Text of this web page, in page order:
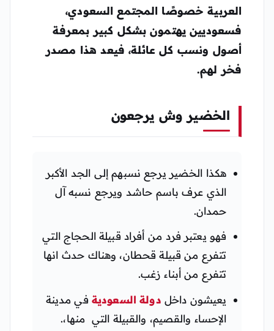
العربية خصوصًا المجتمع السعودي،
فسعوديين يهتمون بشكل كبير بمعرفة
أصول ونسب كل عائلة، فيعد هذا مصدر
فخر لهم.
الخضير وش يرجعون
هكذا الخضير يرجع نسبهم إلى الجد الأكبر
الذي عرف باسم حاشد ويرجع نسبه آل
حمدان.
فهو يعتبر فرد من أفراد قبيلة الحجاج التي
تتفرع من قبيلة قحطان، وهناك حدث انها
تتفرع من أبناء زغب.
يعيشون داخل دولة السعوديةفي مدينة
الإحساء والقصيم، والقبيلة التي منها،.